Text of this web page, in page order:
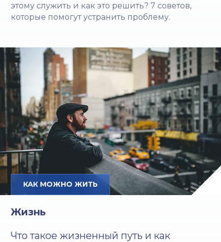
этому служить и как это решить? 7 советов,
которые помогут устранить проблему.
КАК МОЖНО ЖИТЬ
Жизнь
Что такое жизненный путь и как